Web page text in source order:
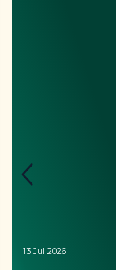
13 Jul 2026